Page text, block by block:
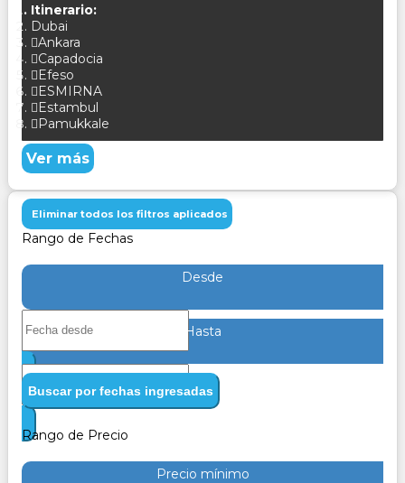
Itinerario:
Dubai
Ankara
Capadocia
Efeso
ESMIRNA
Estambul
Pamukkale
Ver más
Eliminar todos los filtros aplicados
Rango de Fechas
Desde
Hasta
Buscar por fechas ingresadas
Rango de Precio
Precio mínimo